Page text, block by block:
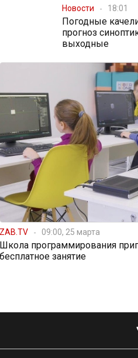
Новости 18:01
Погодные
прогноз
выходные
ZAB.TV 09:00, 25 марта
Школа программирования
бесплатное занятие